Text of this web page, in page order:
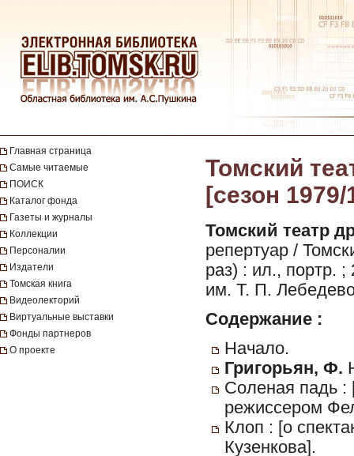
Главная страница
Самые читаемые
ПОИСК
Каталог фонда
Газеты и журналы
Коллекции
Персоналии
Издатели
Томская книга
Видеолекторий
Виртуальные выставки
Фонды партнеров
О проекте
Томский
[сезон
Томский театр
репертуар /
раз) : ил., портр.
им. Т. П.
Содержание :
Начало.
Григорьян, Ф.
Соленая падь :
режиссером
Клоп : [о
Кузенкова].